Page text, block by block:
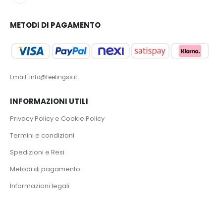
METODI DI PAGAMENTO
Email: info@feelingss.it
INFORMAZIONI UTILI
Privacy Policy e Cookie Policy
Termini e condizioni
Spedizioni e Resi
Metodi di pagamento
Informazioni legali